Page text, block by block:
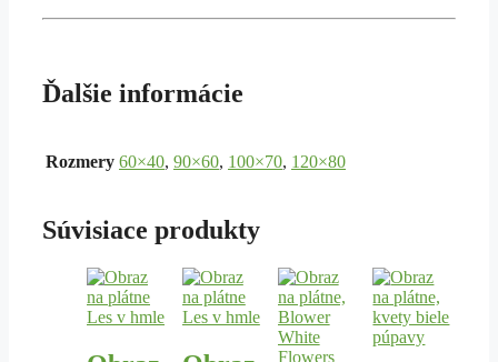
Ďalšie informácie
Rozmery 60×40, 90×60, 100×70, 120×80
Súvisiace produkty
Tento
produkt
má
variantov.
Tento
produkt
má
variantov.
Tento
produkt
má
viacero
variantov.
Tento
produkt
má
viacero